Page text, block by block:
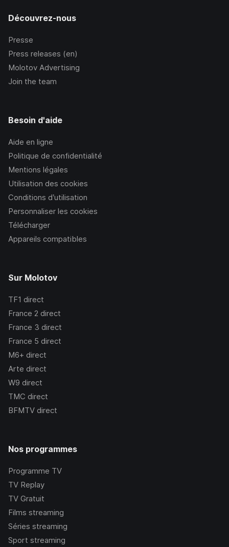
Découvrez-nous
Presse
Press releases (en)
Molotov Advertising
Join the team
Besoin d'aide
Aide en ligne
Politique de confidentialité
Mentions légales
Utilisation des cookies
Conditions d’utilisation
Personnaliser les cookies
Télécharger
Appareils compatibles
Sur Molotov
TF1 direct
France 2 direct
France 3 direct
France 5 direct
M6+ direct
Arte direct
W9 direct
TMC direct
BFMTV direct
Nos programmes
Programme TV
TV Replay
TV Gratuit
Films streaming
Séries streaming
Sport streaming